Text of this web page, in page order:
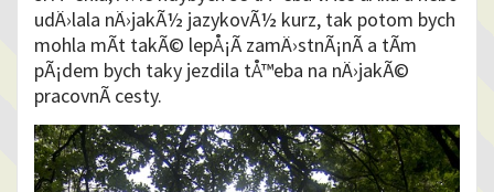
udÄ›lala nÄ›jakÃ½ jazykovÃ½ kurz, tak potom bych
mohla mÃ­t takÃ© lepÅ¡Ã­ zamÄ›stnÃ¡nÃ­ a tÃ­m
pÃ¡dem bych taky jezdila tÅ™eba na nÄ›jakÃ©
pracovnÃ­ cesty.